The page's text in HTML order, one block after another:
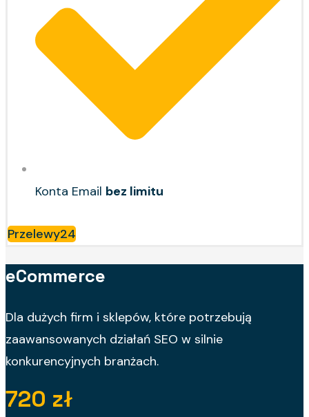
Konta Email bez limitu
Przelewy24
eCommerce
Dla dużych firm i sklepów, które potrzebują
zaawansowanych działań SEO w silnie
konkurencyjnych branżach.
720 zł